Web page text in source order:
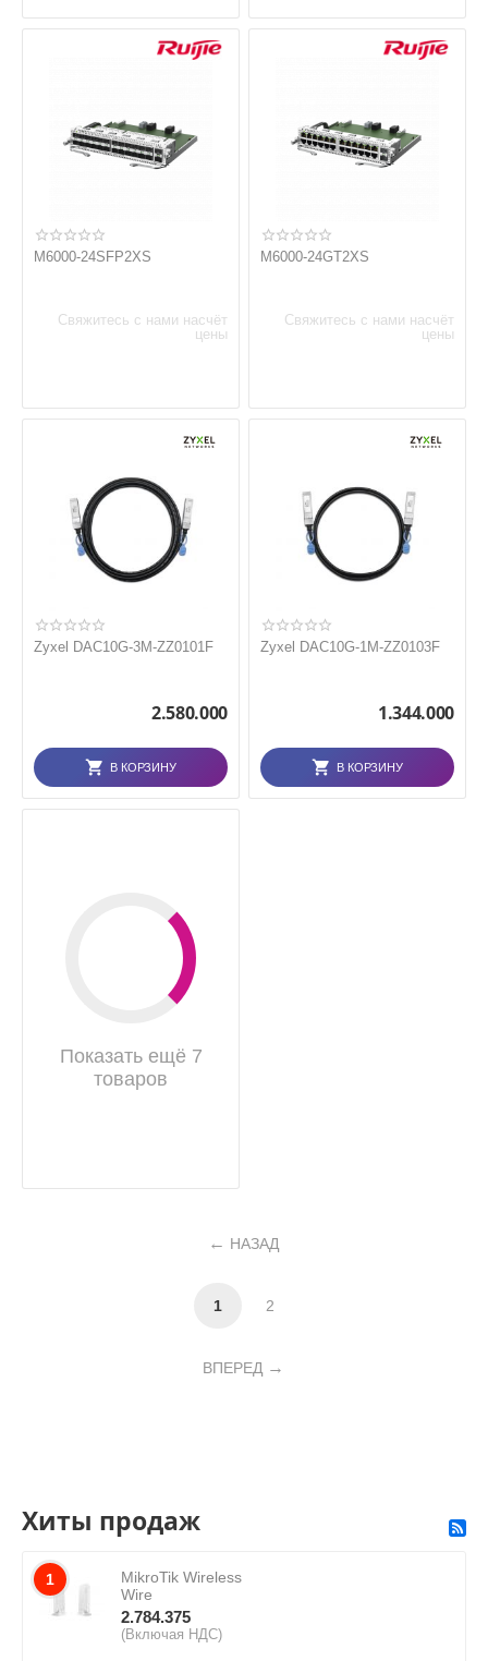
M6000-24SFP2XS
Свяжитесь с нами насчёт
цены
M6000-24GT2XS
Свяжитесь с нами насчёт
цены
Zyxel DAC10G-3M-ZZ0101F
2.580.000
В КОРЗИНУ
Zyxel DAC10G-1M-ZZ0103F
1.344.000
В КОРЗИНУ
Показать ещё 7
товаров
НАЗАД
1 2
ВПЕРЕД
Хиты продаж
1
MikroTik Wireless
Wire
2.784.375
(Включая НДС)